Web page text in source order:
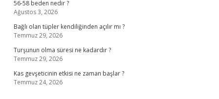
56-58 beden nedir ?
Ağustos 3, 2026
Bağlı olan tüpler kendiliğinden açılır mı ?
Temmuz 29, 2026
Turşunun olma süresi ne kadardır ?
Temmuz 29, 2026
Kas gevşeticinin etkisi ne zaman başlar ?
Temmuz 24, 2026